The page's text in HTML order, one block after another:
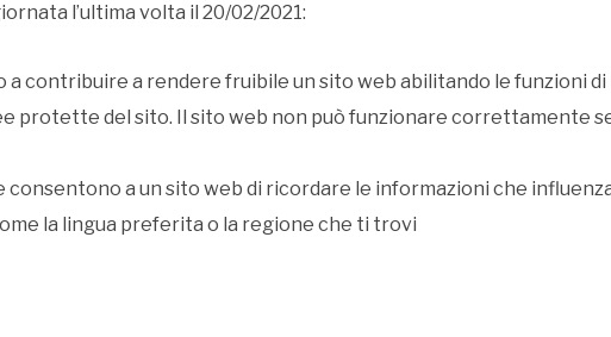
l’ultima volta il 20/02/2021:
a contribuire a rendere fruibile un sito web abilitando le funzioni di
protette del sito. Il sito web non può funzionare correttamente
a un sito web di ricordare le informazioni che
la lingua preferita o la regione che ti trovi